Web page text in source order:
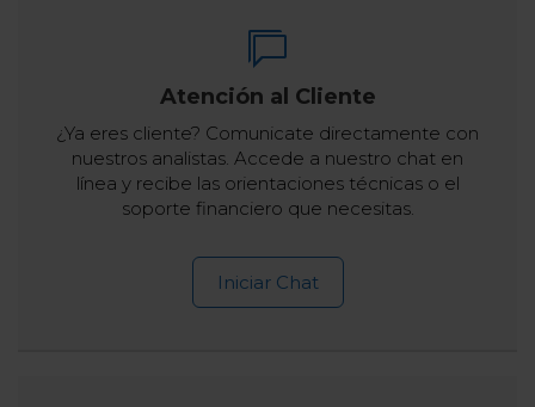
Atención al Cliente
¿Ya eres cliente? Comunicate directamente con
nuestros analistas. Accede a nuestro chat en
línea y recibe las orientaciones técnicas o el
soporte financiero que necesitas.
Iniciar Chat